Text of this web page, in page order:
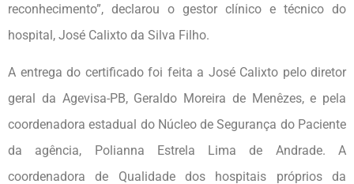
reconhecimento”, declarou o gestor clínico e técnico do
hospital, José Calixto da Silva Filho.
A entrega do certificado foi feita a José Calixto pelo diretor
geral da Agevisa-PB, Geraldo Moreira de Menêzes, e pela
coordenadora estadual do Núcleo de Segurança do Paciente
da agência, Polianna Estrela Lima de Andrade. A
coordenadora de Qualidade dos hospitais próprios da